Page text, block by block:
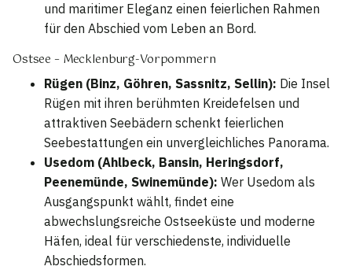
und maritimer Eleganz einen feierlichen Rahmen
für den Abschied vom Leben an Bord.
Ostsee – Mecklenburg-Vorpommern
Rügen (Binz, Göhren, Sassnitz, Sellin): Die Insel
Rügen mit ihren berühmten Kreidefelsen und
attraktiven Seebädern schenkt feierlichen
Seebestattungen ein unvergleichliches Panorama.
Usedom (Ahlbeck, Bansin, Heringsdorf,
Peenemünde, Swinemünde): Wer Usedom als
Ausgangspunkt wählt, findet eine
abwechslungsreiche Ostseeküste und moderne
Häfen, ideal für verschiedenste, individuelle
Abschiedsformen.